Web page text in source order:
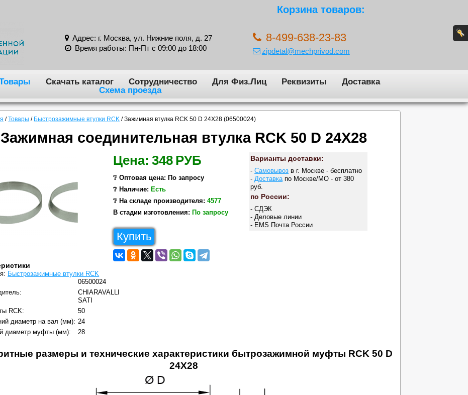
Корзина товаров:
Адрес: г. Москва, ул. Нижние поля, д. 27
Время работы: Пн-Пт с 09:00 до 18:00
8-499-638-23-83
zipdetal@mechprivod.com
Скачать каталог Сотрудничество Для Физ.Лиц Реквизиты
Доставка
Схема проезда
/ Товары / Быстрозажимные втулки RCK / Зажимная втулка RCK 50 D 24X28 (06500024)
Зажимная соединительная втулка RCK 50 D 24X28
Цена: 348 РУБ
❔ Оптовая цена: По запросу
❔ Наличие: Есть
❔ На складе производителя: 4577
В стадии изготовления: По запросу
Купить
Варианты доставки:
-Самовывоз в г. Москве - бесплатно
- Доставка по Москве/МО - от 380
руб.
по России:
- СДЭК
- Деловые линии
- EMS Почта России
Быстрозажимные втулки RCK
06500024
CHIARAVALLI
SATI
RCK:
50
диаметр на вал (мм): 24
диаметр муфты (мм):
28
размеры и технические характеристики бытрозажимной муфты RCK 50 D
24X28